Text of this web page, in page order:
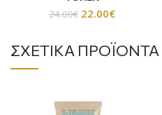
24.00€ 22.00€
ΣΧΕΤΙΚΆ ΠΡΟΪΌΝΤΑ